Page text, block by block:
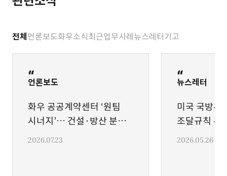
도로점용 및 녹지점용허가 거부처분에 대한 행정심판 승소
KB부동산신탁을 대리하여 산업단지 내 신탁부동산 처분
신청 관련 취소소송 승소(최초 사례)
하이트진로를 대리하여 식약 당국의 과장광고 관련
시정명령 취소소송 승소
삼부토건을 대리하여 지자체의 부관이행 청구를 방어하는
행정소송(당사자소송) 승소
전체 언론보도화우소식최근업무사례 뉴스레터 기고
언론보도
2026.07.23
화우 공공계약센터 ‘원팀
시너지’… 건설·방산 분쟁
해결사
뉴스레터
2026.05.26
미국 국방부
조달규칙 본